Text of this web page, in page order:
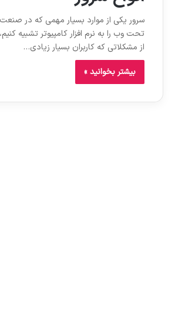
سرور یکی از موارد بسیار مهمی که در
تحت وب را به نرم افزار کامپیوتر تشبیه
از مشکلاتی که کاربران بسیار زیادی…
بیشتر بخوانید »